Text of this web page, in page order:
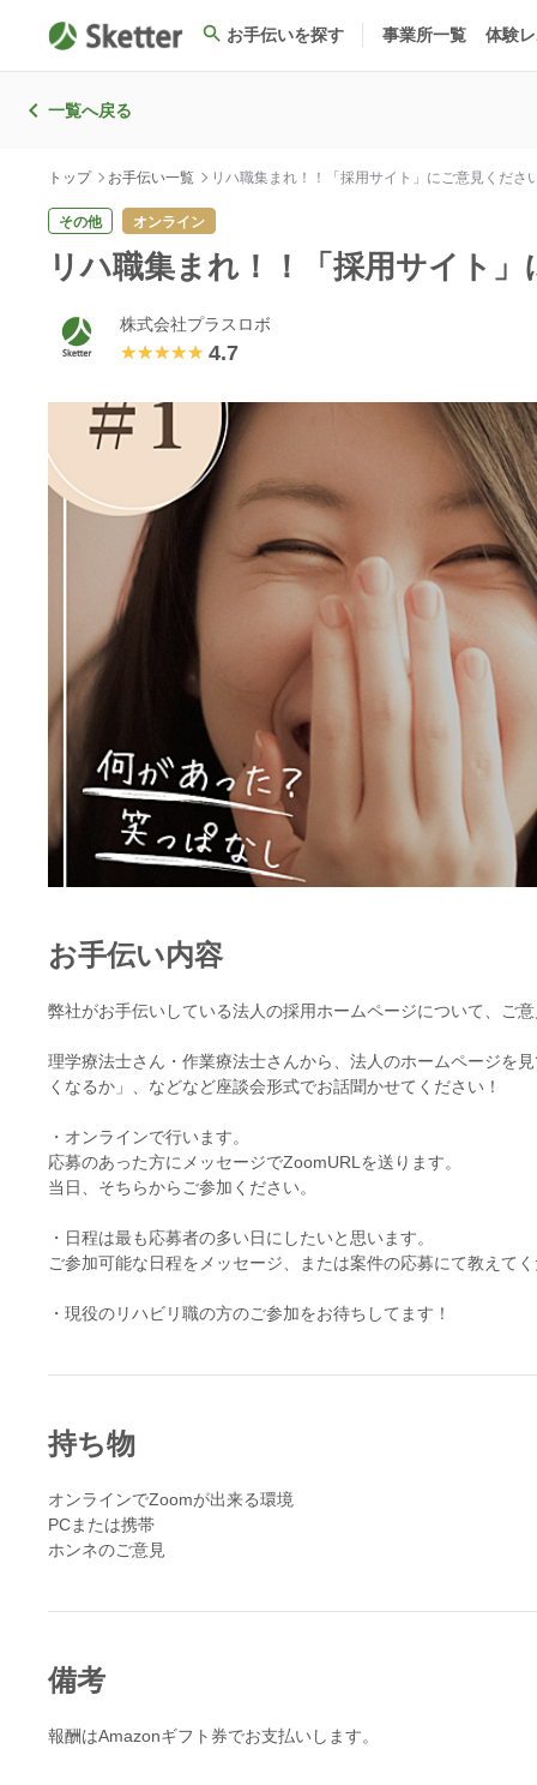
お手伝いを探す 事業所一覧 体験
一覧へ戻る
トップ お手伝い一覧 リハ職集まれ！！「採用サイト」にご意見くださ
その他 オンライン
リハ職集まれ！！「採用サイト
株式会社プラスロボ
★★★★★
★★★★★ 4.7
お手伝い内容
弊社がお手伝いしている法人の採用ホームページについて、ご
理学療法士さん・作業療法士さんから、法人のホームページを
くなるか」、などなど座談会形式でお話聞かせてください！
・オンラインで行います。
応募のあった方にメッセージでZoomURLを送ります。
当日、そちらからご参加ください。
・日程は最も応募者の多い日にしたいと思います。
ご参加可能な日程をメッセージ、または案件の応募にて教えて
持ち物
オンラインでZoomが出来る環境
PCまたは携帯
備考
報酬はAmazonギフト券でお支払いします。